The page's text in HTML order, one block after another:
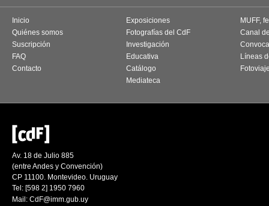
Inicio
Quiénes somos
Suscripción
FAQ
Contacto
Exposiciones
Fotografías del CdF
Investigación
Educativa
Catálogo
Mediateca
MUFF,
Canal
Líneas
Av. 18 de Julio 885
(entre Andes y Convención)
CP 11100. Montevideo. Uruguay
Tel: [598 2] 1950 7960
Mail: CdF@imm.gub.uy